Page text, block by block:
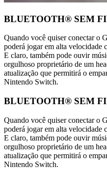
BLUETOOTH® SEM
Quando você quiser conectar o
poderá jogar em alta
E claro, também pode ouvir
orgulhoso proprietário de um
atualização que permitirá o
Nintendo Switch.
BLUETOOTH® SEM
Quando você quiser conectar o
poderá jogar em alta
E claro, também pode ouvir
orgulhoso proprietário de um
atualização que permitirá o
Nintendo Switch.